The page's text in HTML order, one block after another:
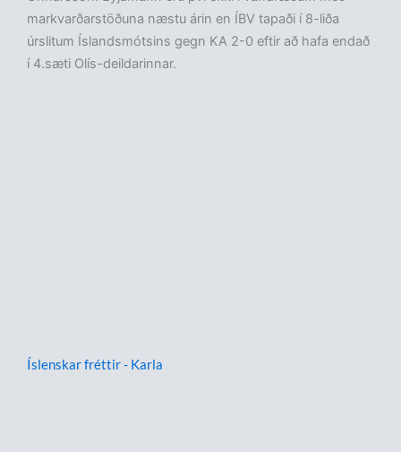
markvarðarstöðuna næstu árin en ÍBV tapaði í 8-liða
úrslitum Íslandsmótsins gegn KA 2-0 eftir að hafa endað
í 4.sæti Olís-deildarinnar.
Íslenskar fréttir - Karla